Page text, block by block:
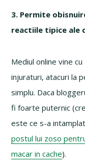
3. Permite
reactiile tipice ale
Mediul online vine
injuraturi, atacuri la
simplu. Daca
fi foarte puternic
este ce s-a
postul lui zoso
macar in cache).